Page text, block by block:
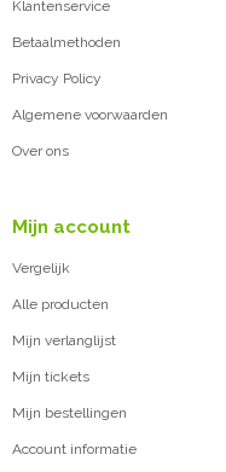
Klantenservice
Betaalmethoden
Privacy Policy
Algemene voorwaarden
Over ons
Mijn account
Vergelijk
Alle producten
Mijn verlanglijst
Mijn tickets
Mijn bestellingen
Account informatie